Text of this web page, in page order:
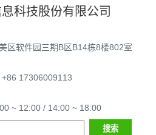
科技股份有限公司
区软件园三期B区B14栋8楼802室
+86 17306009113
~ 12:00 / 14:00 ~ 18:00